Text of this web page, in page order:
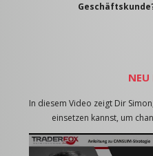
NEU
In diesem Video zeigt Dir
einsetzen kannst, um